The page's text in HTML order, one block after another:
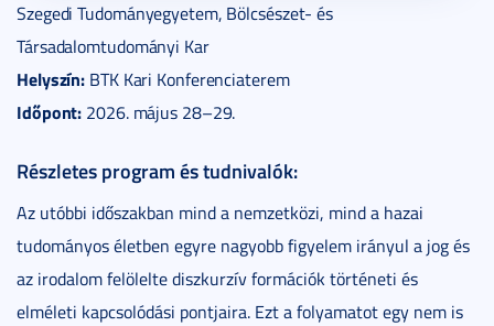
Szegedi Tudományegyetem, Bölcsészet- és
Társadalomtudományi Kar
Helyszín: BTK Kari Konferenciaterem
Időpont: 2026. május 28–29.
Részletes program és tudnivalók:
Az utóbbi időszakban mind a nemzetközi, mind a hazai
tudományos életben egyre nagyobb figyelem irányul a jog és
az irodalom felölelte diszkurzív formációk történeti és
elméleti kapcsolódási pontjaira. Ezt a folyamatot egy nem is